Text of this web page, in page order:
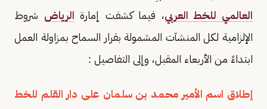
العالمي للخط العربي، فيما كشفت إمارة الرياض شروط
الإلزامية لكل المنشآت المشمولة بقرار السماح بمزاولة العمل
ابتداءً من الأربعاء المقبل، وإلى التفاصيل :
إطلاق اسم الأمير محمد بن سلمان على دار القلم للخط